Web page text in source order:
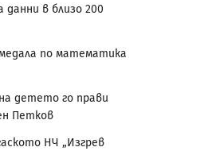
данни в близо 200
по математика
детето го прави
Петков
НЧ „Изгрев